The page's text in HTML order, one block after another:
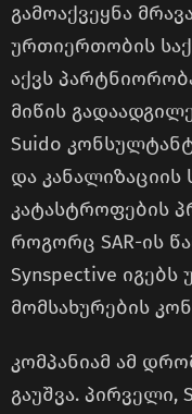
გამოაქვეყნა
ურთიერთობის
აქვს
მიწის
Suido
და კანალიზაციის
კატასტროფების
როგორც SAR-ის
Synspective
მომსახურების
კომპანიამ ამ
გაუშვა. პირველი,